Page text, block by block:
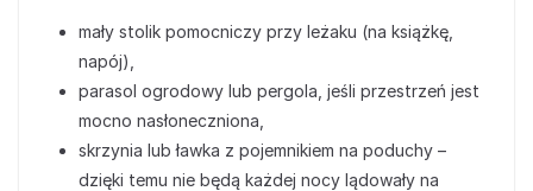
mały stolik pomocniczy przy leżaku (na książkę,
napój),
parasol ogrodowy lub pergola, jeśli przestrzeń jest
mocno nasłoneczniona,
skrzynia lub ławka z pojemnikiem na poduchy –
dzięki temu nie będą każdej nocy lądowały na